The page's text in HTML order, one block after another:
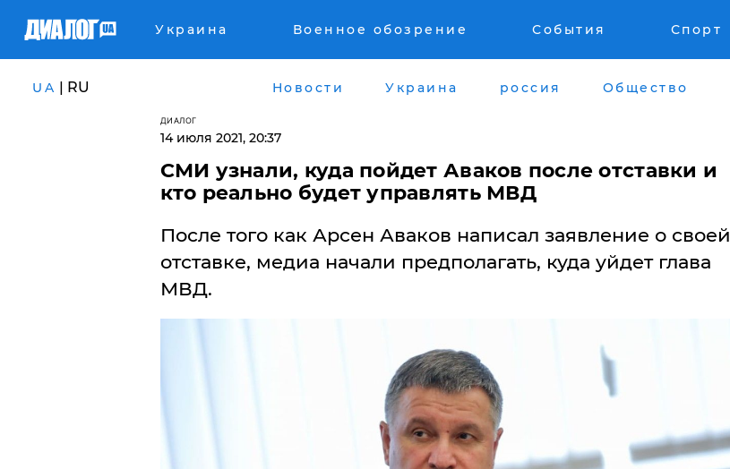
Украина Военное обозрение События Спорт
UA | RU Новости Украина россия Общество
ДИАЛОГ
14 июля 2021, 20:37
СМИ узнали, куда пойдет Аваков после отставки и
кто реально будет управлять МВД
После того как Арсен Аваков написал заявление о своей
отставке, медиа начали предполагать, куда уйдет глава
МВД.